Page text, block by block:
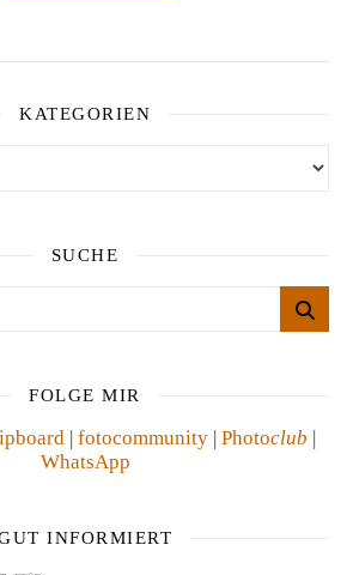
KATEGORIEN
SUCHE
FOLGE MIR
| fotocommunity| Photoclub |
WhatsApp
INFORMIERT